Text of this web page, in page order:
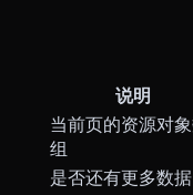
说明
当前页的资源对
组
是否还有更多数据